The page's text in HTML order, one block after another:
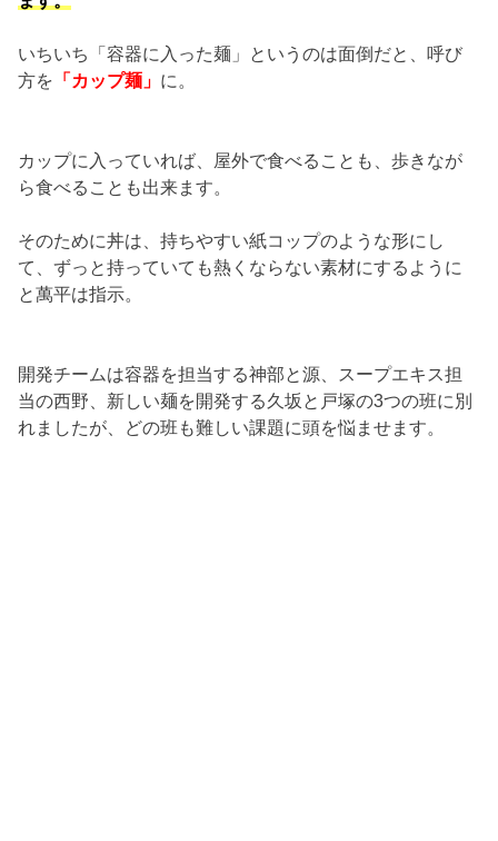
いちいち「容器に入った麺」というのは面倒だと、呼び
方を 「カップ麺」 に。
カップに入っていれば、屋外で食べることも、歩きなが
ら食べることも出来ます。
そのために丼は、持ちやすい紙コップのような形にし
て、ずっと持っていても熱くならない素材にするように
と萬平は指示。
開発チームは容器を担当する神部と源、スープエキス担
当の西野、新しい麺を開発する久坂と戸塚の3つの班に別
れましたが、どの班も難しい課題に頭を悩ませます。